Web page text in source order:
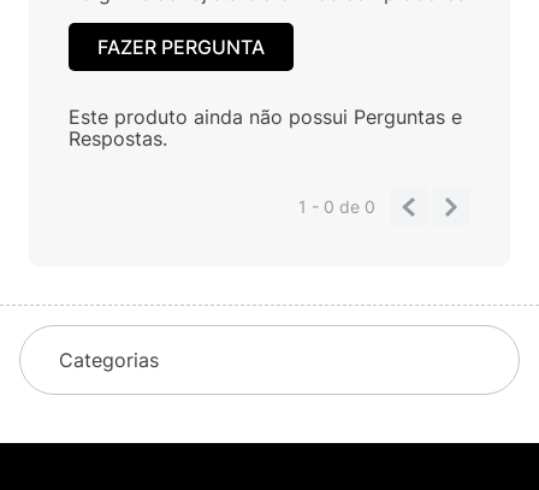
FAZER PERGUNTA
Este produto ainda não possui Perguntas e
Respostas.
1 - 0de 0
Categorias